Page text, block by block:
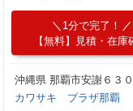
1分で完了！
【無料】見積・在庫
沖縄県 那覇市安謝６３
カワサキ プラザ那覇